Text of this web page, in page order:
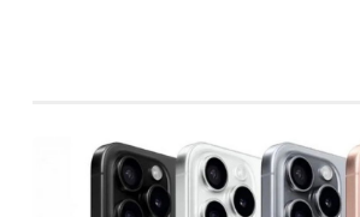
PRECIOS DE
ANDORRA